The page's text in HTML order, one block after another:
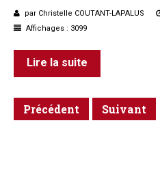
par Christelle COUTANT-LAPALUS
Affichages : 3099
Lire la suite
Précédent Suivant